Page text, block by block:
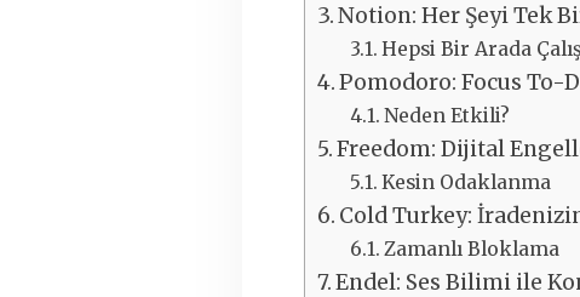
Notion: Her Şeyi Tek
Hepsi Bir Arada
Pomodoro: Focus To-
Neden Etkili?
Freedom: Dijital
Kesin Odaklanma
Cold Turkey:
Zamanlı Bloklama
Endel: Ses Bilimi ile